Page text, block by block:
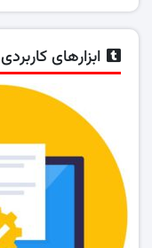
ابزارهای کاربردی